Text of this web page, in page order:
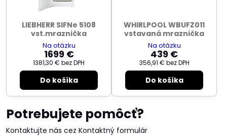
LIEBHERR SIFNe 5108
vst.mraznička
Na otázku
1699 €
1381,30 € bez DPH
Do košíka
WHIRLPOOL WBUFZ011
vstavaná mraznička
Na otázku
439 €
356,91 € bez DPH
Do košíka
Potrebujete pomôcť?
Kontaktujte nás cez Kontaktný formulár